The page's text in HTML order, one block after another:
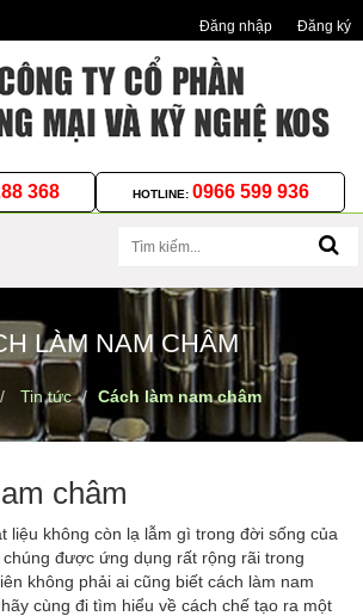
Đăng nhập Đăng ký
368 HOTLINE: 0966 599 936
LÀM NAM CHÂM
Tin tức Cách làm nam châm
châm
liệu không còn lạ lẫm gì trong đời sống của
được ứng dụng rất rộng rãi trong
không phải ai cũng biết cách làm nam
cùng đi tìm hiểu về cách chế tạo ra một